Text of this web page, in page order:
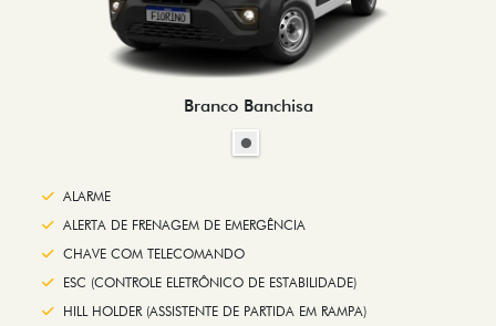
Branco Banchisa
ALARME
ALERTA DE FRENAGEM DE EMERGÊNCIA
CHAVE COM TELECOMANDO
ESC (CONTROLE ELETRÔNICO DE ESTABILIDADE)
HILL HOLDER (ASSISTENTE DE PARTIDA EM RAMPA)